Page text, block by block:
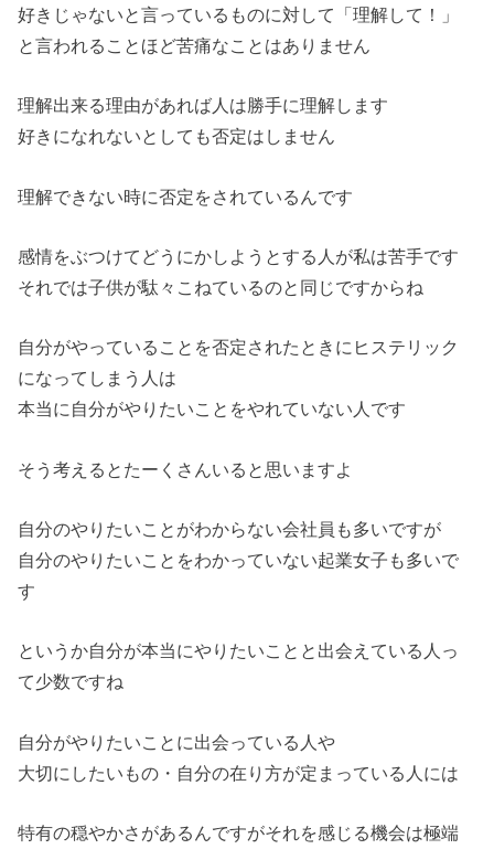
好きじゃないと言っているものに対して「理解して！」
と言われることほど苦痛なことはありません
理解出来る理由があれば人は勝手に理解します
好きになれないとしても否定はしません
理解できない時に否定をされているんです
感情をぶつけてどうにかしようとする人が私は苦手です
それでは子供が駄々こねているのと同じですからね
自分がやっていることを否定されたときにヒステリック
になってしまう人は
本当に自分がやりたいことをやれていない人です
そう考えるとたーくさんいると思いますよ
自分のやりたいことがわからない会社員も多いですが
自分のやりたいことをわかっていない起業女子も多いで
す
というか自分が本当にやりたいことと出会えている人っ
て少数ですね
自分がやりたいことに出会っている人や
大切にしたいもの・自分の在り方が定まっている人には
特有の穏やかさがあるんですがそれを感じる機会は極端